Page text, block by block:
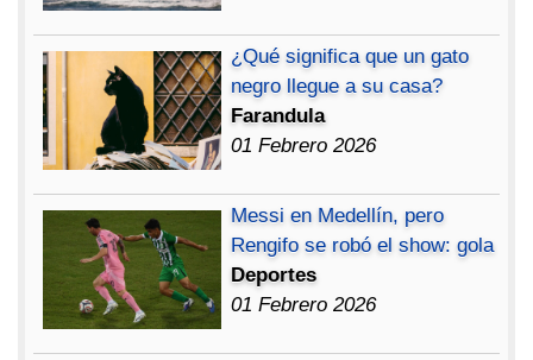
¿Qué significa que un gato
negro llegue a su casa?
Farandula
01 Febrero 2026
Messi en Medellín, pero
Rengifo se robó el show: gola
Deportes
01 Febrero 2026